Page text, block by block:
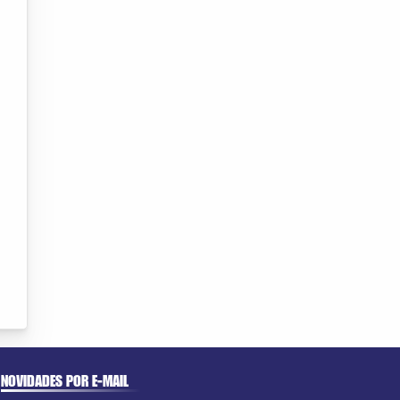
NOVIDADES POR E-MAIL